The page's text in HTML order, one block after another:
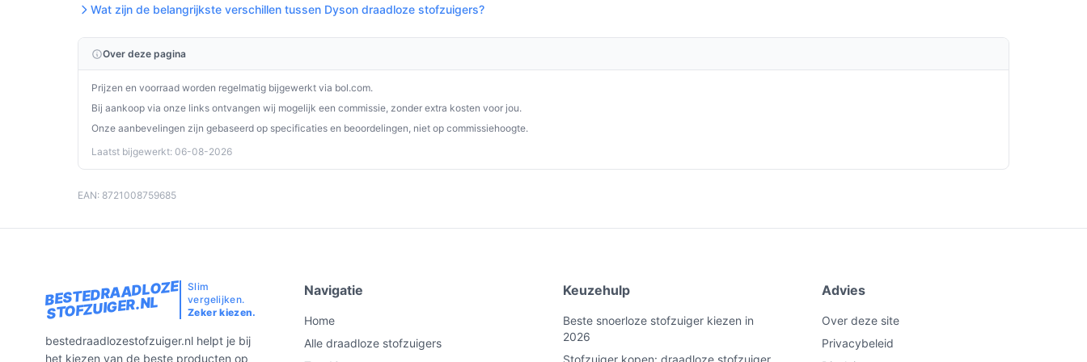
specificaties en vergelijk prijzen op bestedraadlozestofzuiger.nl. Kies bewust wat perfect
Wat zijn de belangrijkste verschillen tussen Dyson draadloze stofzuigers?
Over deze pagina
Prijzen en voorraad worden regelmatig bijgewerkt via bol.com.
Bij aankoop via onze links ontvangen wij mogelijk een commissie, zonder extra kosten voor jou.
Onze aanbevelingen zijn gebaseerd op specificaties en beoordelingen, niet op commissiehoogte.
Laatst bijgewerkt: 06-08-2026
EAN: 8721008759685
BESTEDRAADLOZE
STOFZUIGER.NL
Slim
vergelijken.
Zeker kiezen.
bestedraadlozestofzuiger.nl helpt je bij
het kiezen van de beste producten op
Navigatie
Home
Alle draadloze stofzuigers
Keuzehulp
Beste snoerloze stofzuiger kiezen in
2026
Stofzuiger kopen: draadloze stofzuiger
Advies
Over deze site
Privacybeleid